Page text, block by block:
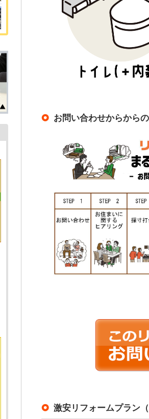
お問い合わせからから
激安リフォームプラン（